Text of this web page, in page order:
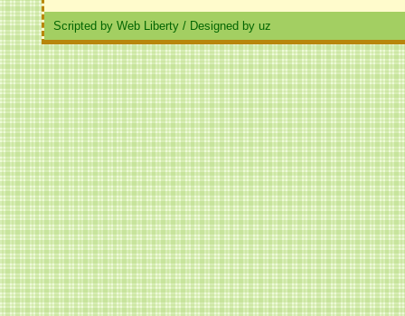
Scripted by Web Liberty / Designed by uz